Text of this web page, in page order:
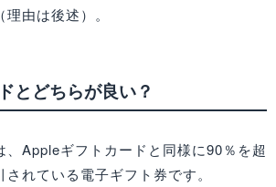
由は後述）。
とどちらが良い？
、Appleギフトカードと同様に90％を超
れている電子ギフト券です。